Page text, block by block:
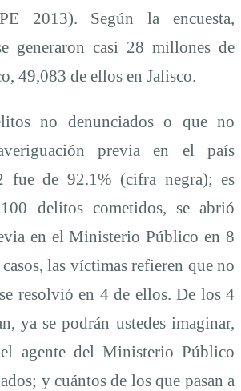
2013). Según la encuesta,
generaron casi 28 millones de
49,083 de ellos en Jalisco.
no denunciados o que no
previa en el país
fue de 92.1% (cifra negra); es
delitos cometidos, se abrió
en el Ministerio Público en 8
casos, las víctimas refieren que no
resolvió en 4 de ellos. De los 4
ya se podrán ustedes imaginar,
agente del Ministerio Público
y cuántos de los que pasan a